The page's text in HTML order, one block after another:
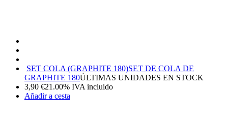
SET COLA (GRAPHITE 180)SET DE COLA DE
GRAPHITE 180ÚLTIMAS UNIDADES EN STOCK
3,90 €21.00% IVA incluido
Añadir a cesta